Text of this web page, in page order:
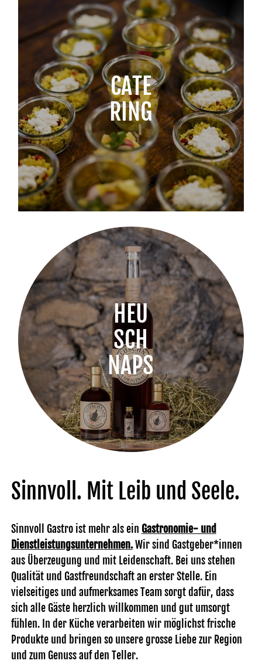
CATE
RING
HEU
SCH
NAPS
Sinnvoll. Mit Leib und Seele.
Sinnvoll Gastro ist mehr als ein Gastronomie- und
Dienstleistungsunternehmen.Wir sind Gastgeber*innen
aus Überzeugung und mit Leidenschaft. Bei uns stehen
Qualität und Gastfreundschaft an erster Stelle. Ein
vielseitiges und aufmerksames Team sorgt dafür, dass
sich alle Gäste herzlich willkommen und gut umsorgt
fühlen. In der Küche verarbeiten wir möglichst frische
Produkte und bringen so unsere grosse Liebe zur Region
und zum Genuss auf den Teller.